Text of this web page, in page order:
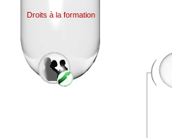
Droits à la formation